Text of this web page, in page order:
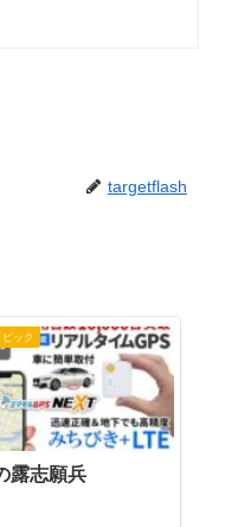
targetflash
ック
露志願兵